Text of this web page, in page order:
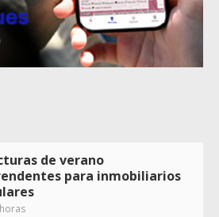
de verano
para inmobiliarios